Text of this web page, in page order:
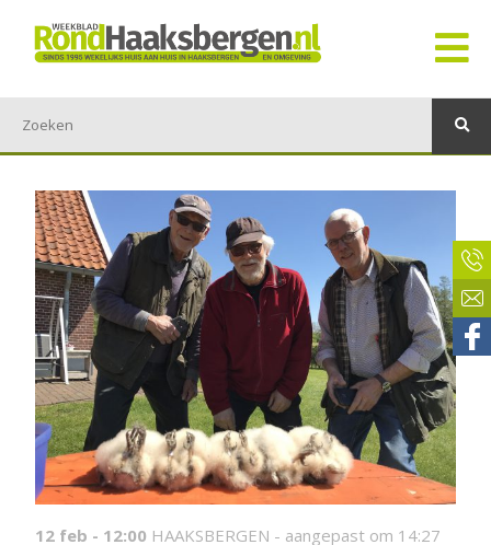
12 feb - 12:00 HAAKSBERGEN - aangepast om 14:27